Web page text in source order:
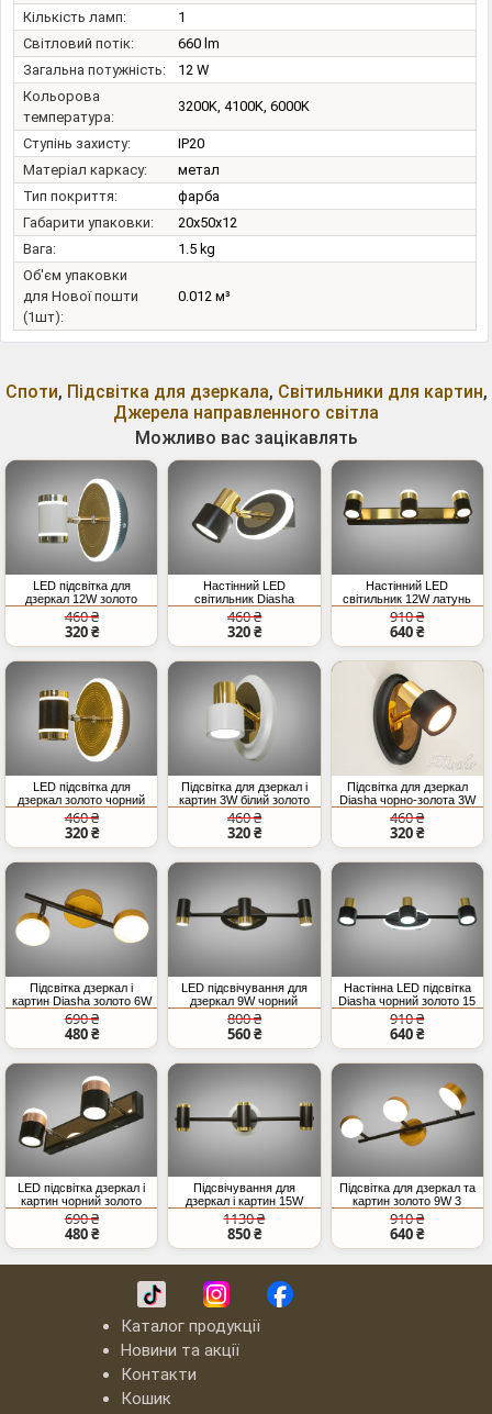
Кількість ламп:
1
Світловий потік:
660 lm
Загальна потужність:
12 W
Кольорова
температура:
3200K, 4100K, 6000K
Ступінь захисту:
IP20
Матеріал каркасу:
метал
Тип покриття:
фарба
Габарити упаковки:
20x50x12
Вага:
1.5 kg
Об'єм упаковки
для Нової пошти
(1шт):
0.012 м³
Споти, Підсвітка для дзеркала, Світильники для картин,
Джерела направленного світла
Можливо вас зацікавлять
LED підсвітка для
дзеркал 12W золото
білий
460 ₴
320 ₴
Настінний LED
світильник Diasha
чорний золото 9W
460 ₴
320 ₴
Настінний LED
світильник 12W латунь
для картин
910 ₴
640 ₴
LED підсвітка для
дзеркал золото чорний
12W CCT
460 ₴
320 ₴
Підсвітка для дзеркал і
картин 3W білий золото
460 ₴
320 ₴
Підсвітка для дзеркал
Diasha чорно-золота 3W
LED
460 ₴
320 ₴
Підсвітка дзеркал і
картин Diasha золото 6W
690 ₴
480 ₴
LED підсвічування для
дзеркал 9W чорний
золото
800 ₴
560 ₴
Настінна LED підсвітка
Diasha чорний золото 15
Вт
910 ₴
640 ₴
LED підсвітка дзеркал і
картин чорний золото
8W
690 ₴
480 ₴
Підсвічування для
дзеркал і картин 15W
1130 ₴
850 ₴
Підсвітка для дзеркал та
картин золото 9W 3
модулі
910 ₴
640 ₴
Каталог продукції
Новини та акції
Контакти
Кошик